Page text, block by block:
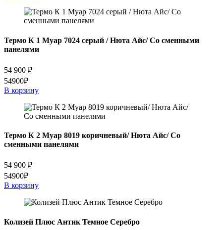
Термо К 1 Муар 7024 серый / Нюта Айс/ Cо сменными
панелями
54 900 ₽
54900₽
В корзину
Термо К 2 Муар 8019 коричневый/ Нюта Айс/ Cо
сменными панелями
54 900 ₽
54900₽
В корзину
Колизей Плюс Антик Темное Серебро